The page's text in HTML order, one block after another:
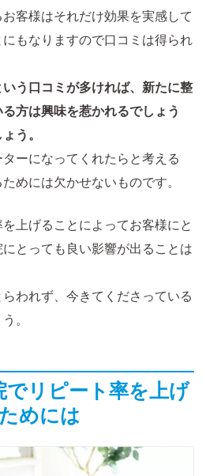
客様はそれだけ効果を実感して
もなりますので口コミは得られ
いう口コミが多ければ、新たに整
方は興味を惹かれるでしょう
う。
ーになってくれたらと考える
めには欠かせないものです。
上げることによってお客様にと
とっても良い影響が出ることは
われず、今きてくださっている
。
でリピート率を上げ
めには